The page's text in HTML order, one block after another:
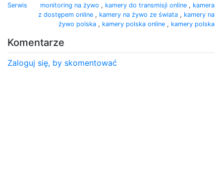
Serwis
monitoring na żywo , kamery do transmisji online , kamera
z dostępem online , kamery na żywo ze świata , kamery na
żywo polska , kamery polska online , kamery polska
Komentarze
Zaloguj się, by skomentować